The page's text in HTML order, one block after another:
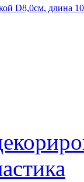
D8,0см, длина